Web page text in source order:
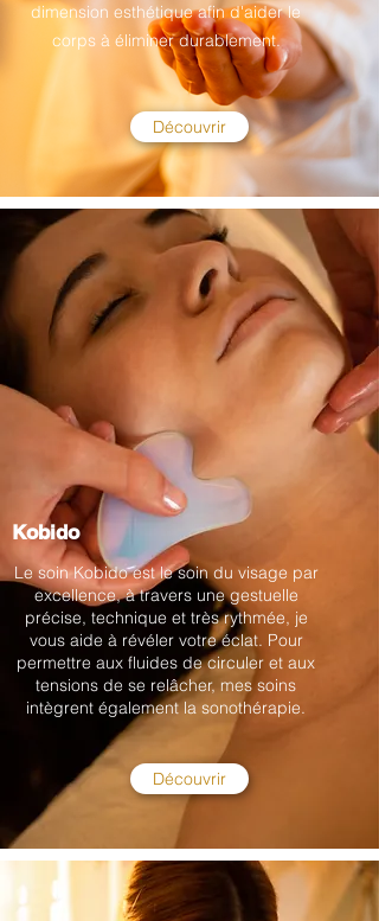
dimension esthétique afin d'aider le
corps à éliminer durablement.
Découvrir
Kobido
Le soin Kobido est le soin du visage par
excellence, à travers une gestuelle
précise, technique et très rythmée, je
vous aide à révéler votre éclat. Pour
permettre aux fluides de circuler et aux
tensions de se relâcher, mes soins
intègrent également la sonothérapie.
Découvrir